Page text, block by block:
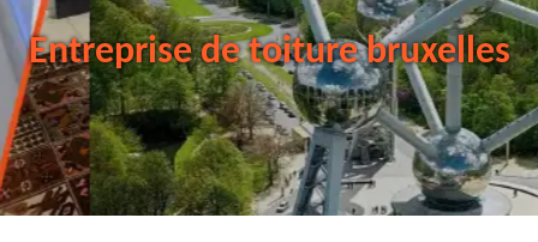
Entreprise de toiture bruxelles